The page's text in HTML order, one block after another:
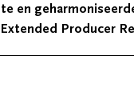
en
Producer